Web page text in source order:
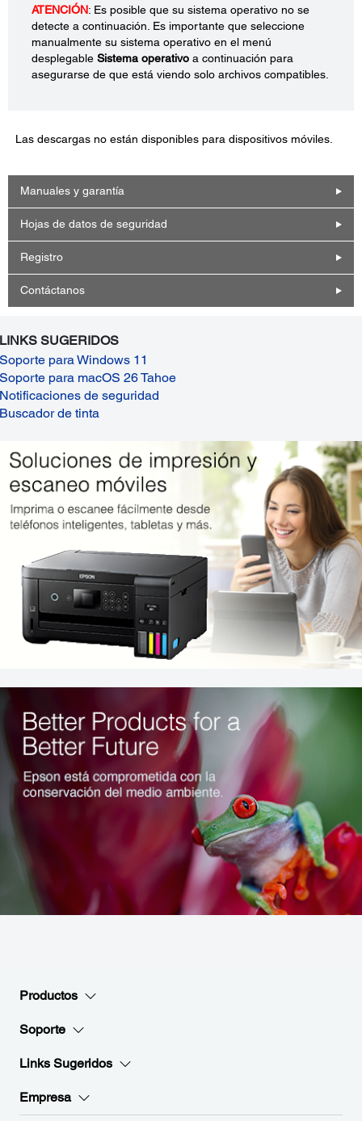
ATENCIÓN: Es posible que su sistema operativo no se
detecte a continuación. Es importante que seleccione
manualmente su sistema operativo en el menú
desplegable Sistema operativo a continuación para
asegurarse de que está viendo solo archivos compatibles.
Las descargas no están disponibles para dispositivos móviles.
Manuales y garantía
Hojas de datos de seguridad
Registro
Contáctanos
LINKS SUGERIDOS
Soporte para Windows 11
Soporte para macOS 26 Tahoe
Notificaciones de seguridad
Buscador de tinta
Productos
Soporte
Links Sugeridos
Empresa